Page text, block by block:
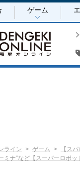
ゲーム
ライン ゲーム
【ス
ミナ”など【スーパーロボッ